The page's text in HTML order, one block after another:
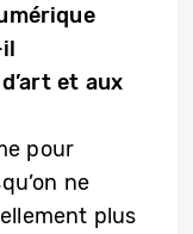
et aux
pour
ne
plus